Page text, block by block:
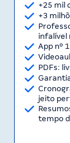
+25 mil
+3
infalível
App nº
PDFs:
jeito
tempo